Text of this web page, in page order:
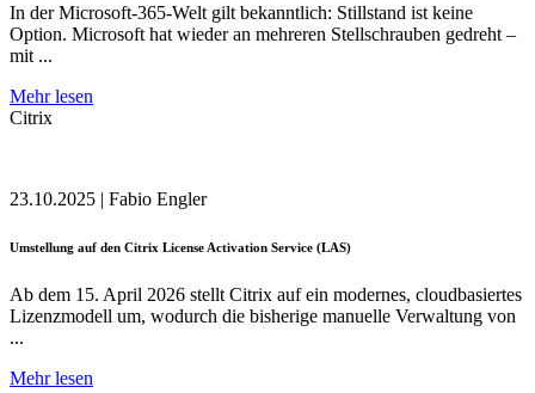
In der Microsoft-365-Welt gilt bekanntlich: Stillstand ist keine
Option. Microsoft hat wieder an mehreren Stellschrauben gedreht –
mit ...
Mehr lesen
Citrix
23.10.2025 | Fabio Engler
Umstellung auf den Citrix License Activation Service (LAS)
Ab dem 15. April 2026 stellt Citrix auf ein modernes, cloudbasiertes
Lizenzmodell um, wodurch die bisherige manuelle Verwaltung von
...
Mehr lesen